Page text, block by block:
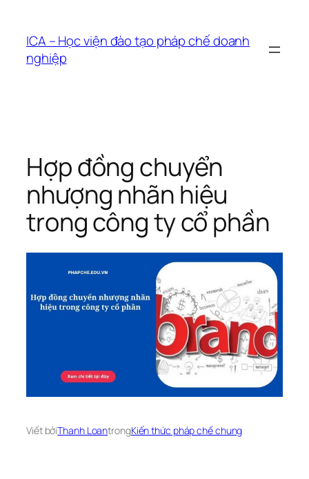
phầnICA – Học viện đào tạo pháp chế doanh
nghiệp
Hợp đồng chuyển
nhượng nhãn hiệu
trong công ty cổ phần
Viết bởiThanh LoantrongKiến thức pháp chế chung